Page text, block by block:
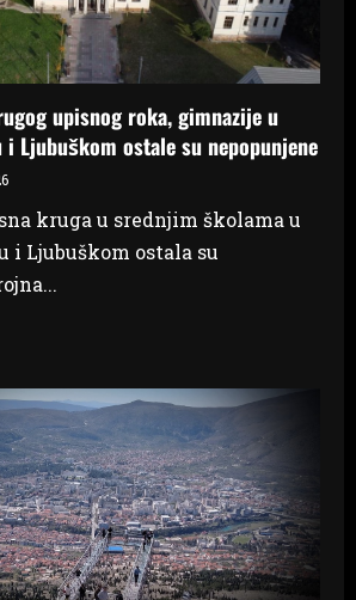
upisnog roka, gimnazije u
Ljubuškom ostale su nepopunjene
kruga u srednjim školama u
i Ljubuškom ostala su